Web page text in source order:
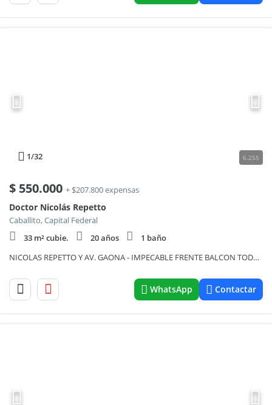
1/32 6.255
$ 550.000 + $207.800 expensas
Doctor Nicolás Repetto
Caballito, Capital Federal
33 m² cubie.
20 años
1 baño
NICOLAS REPETTO Y AV. GAONA - IMPECABLE FRENTE BALCON TODO SOL APTO PROFESIONAL FULL AMENITIES
WhatsApp Contactar